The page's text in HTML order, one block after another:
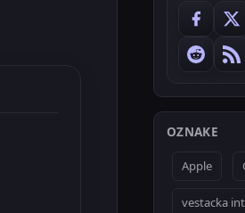
OZNAKE
Apple
vestacka